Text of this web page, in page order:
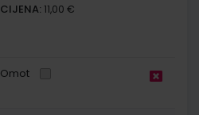
CIJENA: 11,00 €
Omot